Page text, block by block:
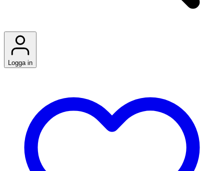
Logga in